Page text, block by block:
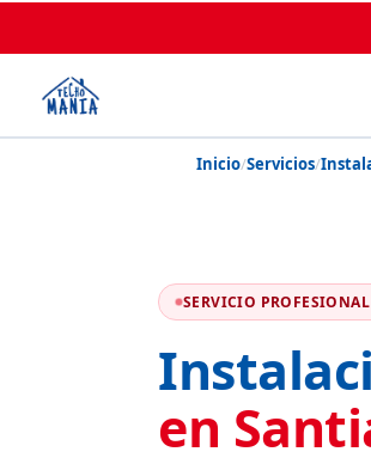
Inicio/Servicios/
SERVICIO
en